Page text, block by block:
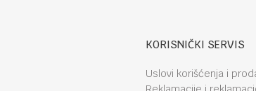
KORISNIČKI SERVIS
Uslovi korišćenja i